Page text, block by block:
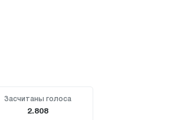
Засчитаны голоса
2.808